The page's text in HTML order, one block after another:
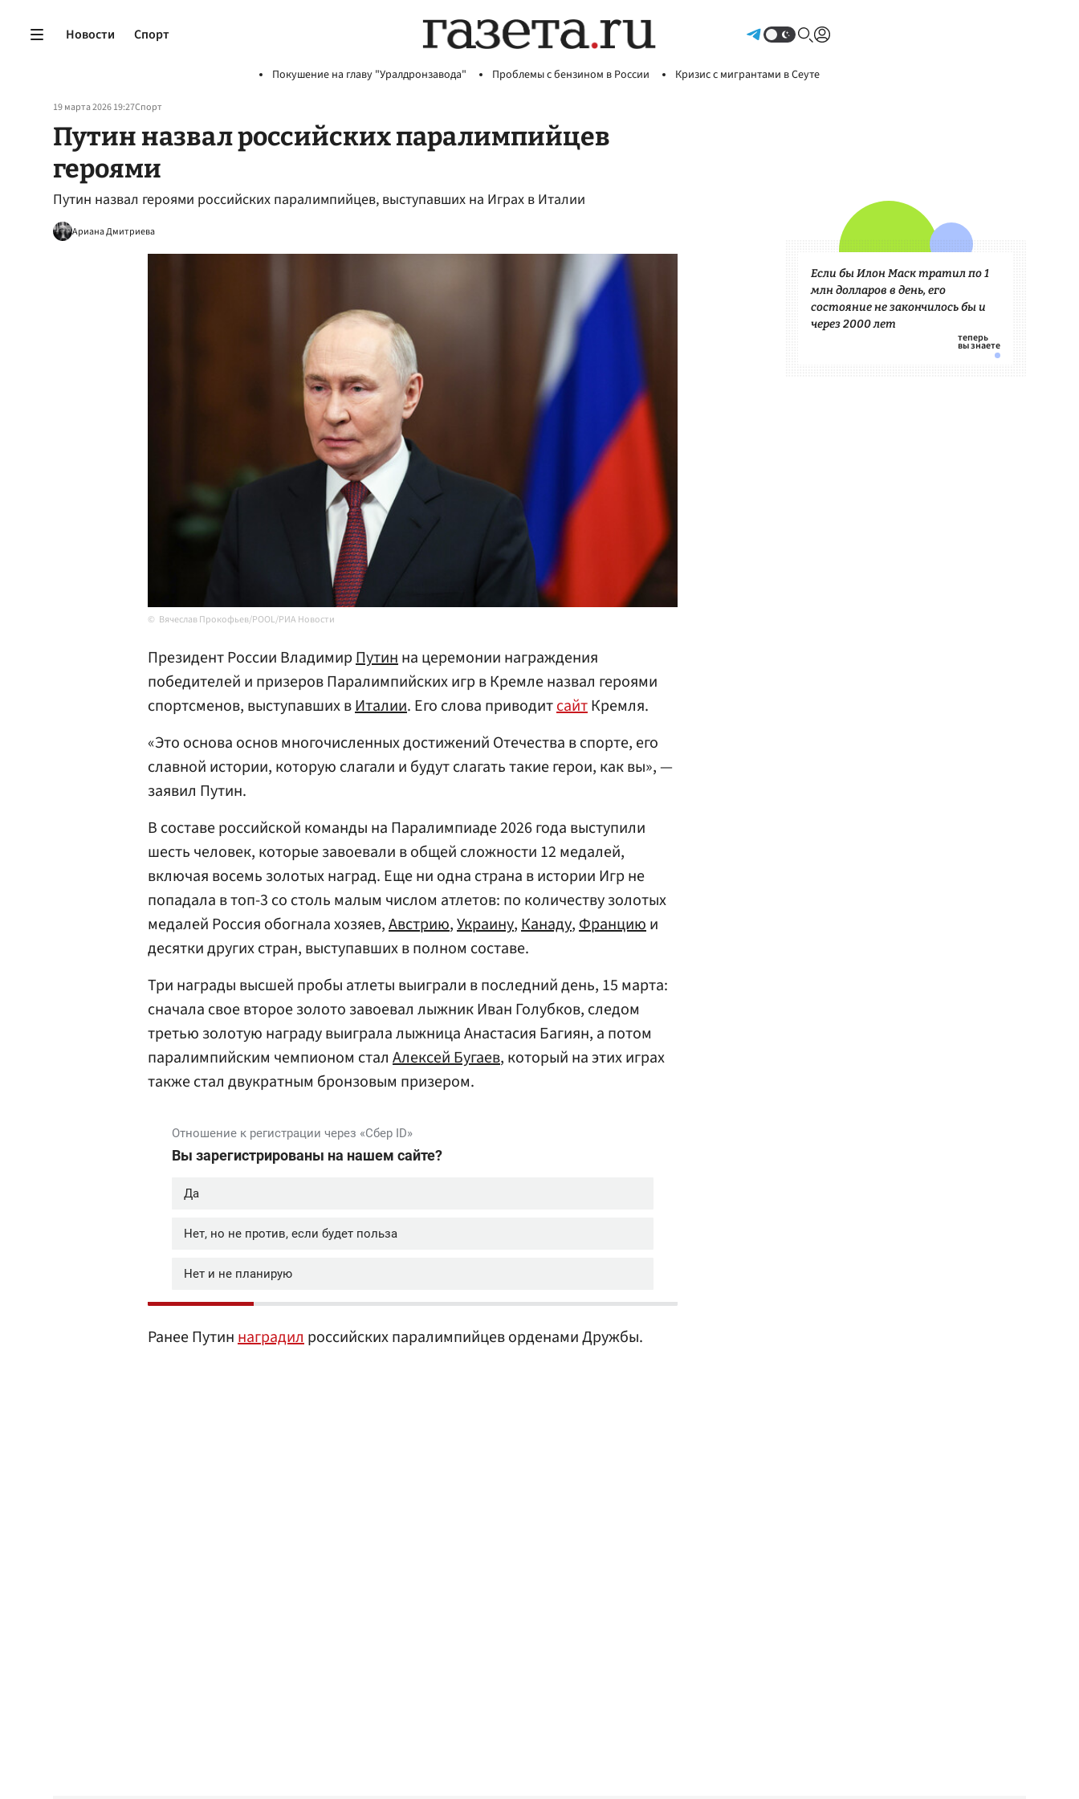
Новости Спорт
Покушение на главу "Уралдронзавода" Проблемы с бензином в России Кризис с мигрантами в Сеуте
19 марта 2026 19:27Спорт
Путин назвал российских паралимпийцев
героями
Путин назвал героями российских паралимпийцев, выступавших на Играх в Италии
Ариана Дмитриева
Вячеслав Прокофьев/POOL/РИА Новости
Президент России ВладимирПутинна церемонии награждения
победителей и призеров Паралимпийских игр в Кремле назвал героями
спортсменов, выступавших вИталии. Его слова приводитсайтКремля.
«Это основа основ многочисленных достижений Отечества в спорте, его
славной истории, которую слагали и будут слагать такие герои, как вы», —
заявил Путин.
В составе российской команды на Паралимпиаде 2026 года выступили
шесть человек, которые завоевали в общей сложности 12 медалей,
включая восемь золотых наград. Еще ни одна страна в истории Игр не
попадала в топ-3 со столь малым числом атлетов: по количеству золотых
медалей Россия обогнала хозяев,Австрию,Украину,Канаду,Франциюи
десятки других стран, выступавших в полном составе.
Три награды высшей пробы атлеты выиграли в последний день, 15 марта:
сначала свое второе золото завоевал лыжник Иван Голубков, следом
третью золотую награду выиграла лыжница Анастасия Багиян, а потом
паралимпийским чемпионом стал Алексей Бугаев, который на этих играх
также стал двукратным бронзовым призером.
Ранее Путиннаградилроссийских паралимпийцев орденами Дружбы.
Если бы Илон Маск тратил по 1
млн долларов в день, его
состояние не закончилось бы и
через 2000 лет